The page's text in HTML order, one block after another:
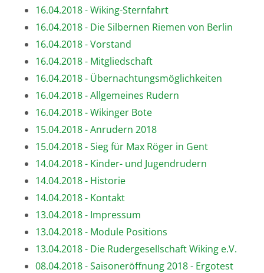
16.04.2018 - Wiking-Sternfahrt
16.04.2018 - Die Silbernen Riemen von Berlin
16.04.2018 - Vorstand
16.04.2018 - Mitgliedschaft
16.04.2018 - Übernachtungsmöglichkeiten
16.04.2018 - Allgemeines Rudern
16.04.2018 - Wikinger Bote
15.04.2018 - Anrudern 2018
15.04.2018 - Sieg für Max Röger in Gent
14.04.2018 - Kinder- und Jugendrudern
14.04.2018 - Historie
14.04.2018 - Kontakt
13.04.2018 - Impressum
13.04.2018 - Module Positions
13.04.2018 - Die Rudergesellschaft Wiking e.V.
08.04.2018 - Saisoneröffnung 2018 - Ergotest